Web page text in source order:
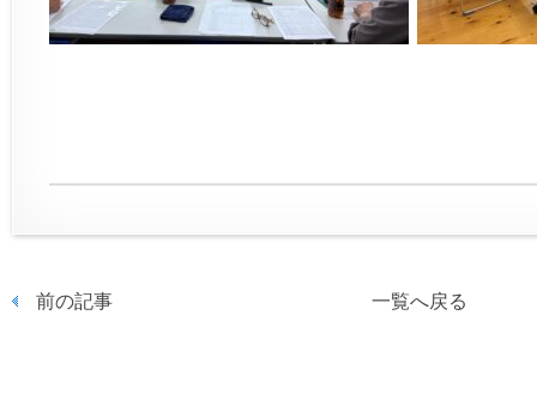
前の記事 一覧へ戻る